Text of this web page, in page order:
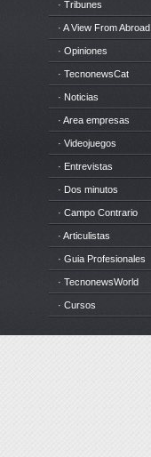
· Tribunes
· A View From Abroad
· Opiniones
· TecnonewsCat
· Noticias
· Area empresas
· Videojuegos
· Entrevistas
· Dos minutos
· Campo Contrario
· Articulistas
· Guia Profesionales
· TecnonewsWorld
· Cursos